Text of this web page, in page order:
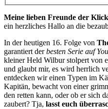
Meine lieben Freunde der
ein herzliches Hallo an die
In der heutigen 16. Folge von
garantiert derbesten Serie auf
kleiner Held Wilbur stolpert von
und glaubt mir, es wird herrlich
entdecken wir einen Typen im
Kapitän, bewacht von einer
den retten kann, oder ob er sich
zaubert? Tja, lasst euch